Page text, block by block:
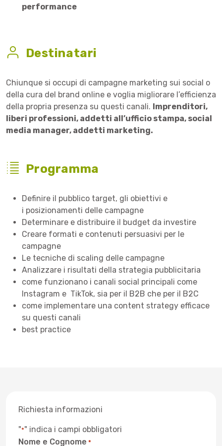
performance
Destinatari
Chiunque si occupi di campagne marketing sui social o
della cura del brand online e voglia migliorare l’efficienza
della propria presenza su questi canali. Imprenditori,
liberi professioni, addetti all’ufficio stampa, social
media manager, addetti marketing.
Programma
Definire il pubblico target, gli obiettivi e
i posizionamenti delle campagne
Determinare e distribuire il budget da investire
Creare formati e contenuti persuasivi per le
campagne
Le tecniche di scaling delle campagne
Analizzare i risultati della strategia pubblicitaria
come funzionano i canali social principali come
Instagram e TikTok, sia per il B2B che per il B2C
come implementare una content strategy efficace
su questi canali
best practice
Richiesta informazioni
"*" indica i campi obbligatori
Nome e Cognome *